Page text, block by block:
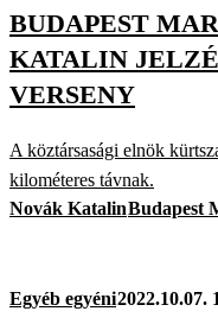
BUDAPEST
KATALIN
VERSENY
A köztársasági elnök
kilométeres távnak.
Novák KatalinBudapest
Egyéb egyéni2022.10.07.